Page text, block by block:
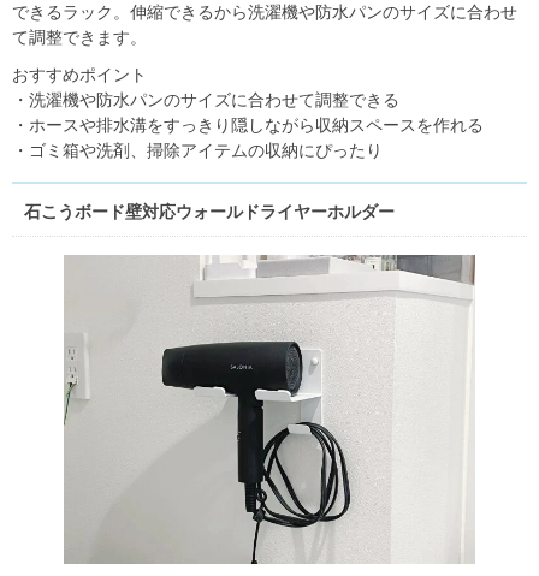
できるラック。伸縮できるから洗濯機や防水パンのサイズに合わせ
て調整できます。
おすすめポイント
・洗濯機や防水パンのサイズに合わせて調整できる
・ホースや排水溝をすっきり隠しながら収納スペースを作れる
・ゴミ箱や洗剤、掃除アイテムの収納にぴったり
石こうボード壁対応ウォールドライヤーホルダー